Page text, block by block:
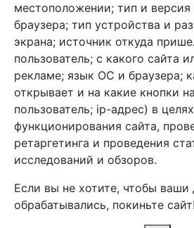
Арбен текстиль г. Щелково, пер.
1-й Советский д.25, владение 2.
Мы в соц. сетях
2026 Copyright ©
местоположении; тип и
браузера; тип устройства и
экрана; источник откуда
пользователь; с какого сайта
рекламе; язык ОС и браузера;
открывает и на какие кнопки
пользователь; ip-адрес) в целях
функционирования сайта,
ретаргетинга и проведения
исследований и обзоров.
Если вы не хотите, чтобы ваши
обрабатывались, покиньте сайт!